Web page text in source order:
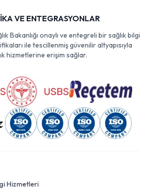
VE ENTEGRASYONLAR
Bakanlığı onaylı ve entegreli bir sağlık bilgi
ile tescillenmiş güvenilir altyapısıyla
hizmetlerine erişim sağlar.
Hizmetleri